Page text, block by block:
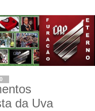
da Uva